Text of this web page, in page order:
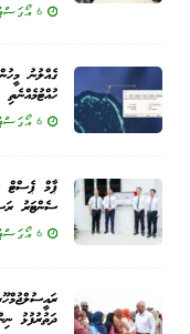
6 އޯގަސްޓް 2026 (ބުރާސްފަތި)
ގެއްލުނު
6 އޯގަސްޓް 2026 (ބުރާސްފަތި)
ޕާމް ޕެސްޓް
ސެންޓަރު
6 އޯގަސްޓް 2026 (ބުރާސްފަތި)
ދަތުރުފުޅު